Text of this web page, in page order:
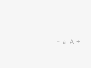
a A